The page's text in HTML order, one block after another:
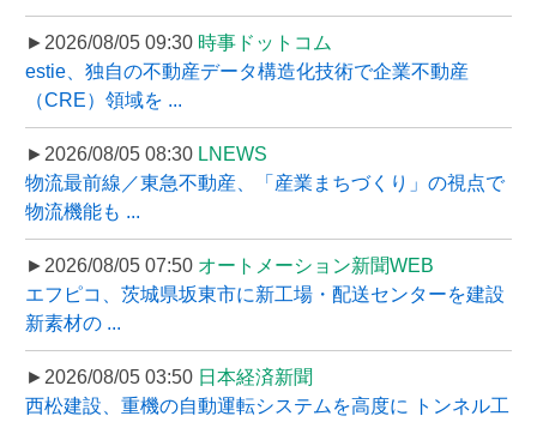
►2026/08/05 09:30 時事ドットコム
estie、独自の不動産データ構造化技術で企業不動産
（CRE）領域を ...
►2026/08/05 08:30 LNEWS
物流最前線／東急不動産、「産業まちづくり」の視点で
物流機能も ...
►2026/08/05 07:50 オートメーション新聞WEB
エフピコ、茨城県坂東市に新工場・配送センターを建設
新素材の ...
►2026/08/05 03:50 日本経済新聞
西松建設、重機の自動運転システムを高度に トンネル工